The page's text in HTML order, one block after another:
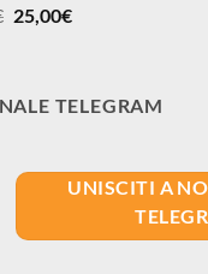
Il
29,90€.
25,00€Il
25,00€.
TELEGRAM
UNISCITI A